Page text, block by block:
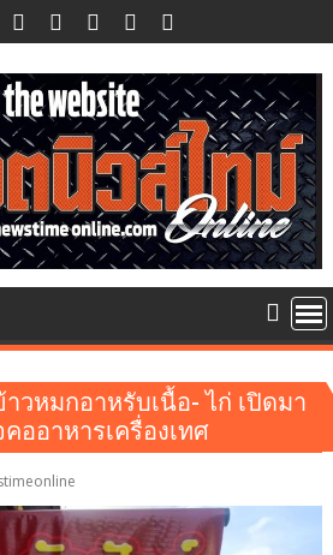
วหมกอาหรับเนื้อ- ไก่ เปิดมา
ออาหารเครื่องเทศ